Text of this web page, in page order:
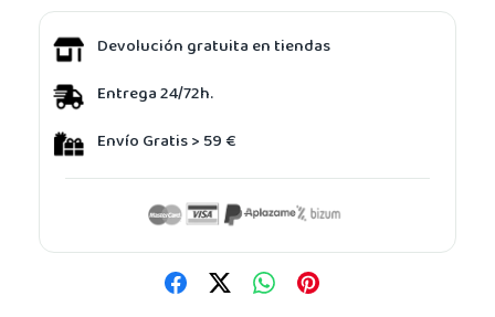
Devolución gratuita en tiendas
Entrega 24/72h.
Envío Gratis > 59 €